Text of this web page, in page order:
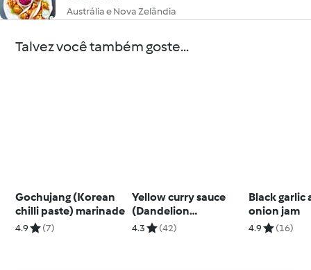
Austrália e Nova Zelândia
Talvez você também goste...
Gochujang (Korean
chilli paste) marinade
4.9 (7)
Yellow curry sauce
(Dandelion
restaurant)
4.3 (42)
Black garlic
onion jam
4.9 (16)